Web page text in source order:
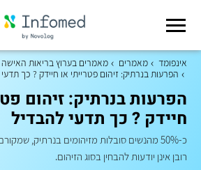
אינפומד מאמרים
מאמרים בערוץ בריאות האישה
הפרעות בנרתיק: זיהום פטרייתי או חיידק ? כך
הפרעות בנרתיק: זיהום
חיידק ? כך תדעי להבדיל
כ-50% מהנשים סובלות מזיהומים בנרתיק,
רובן אינן יודעות להבחין בסוג הזיהום.